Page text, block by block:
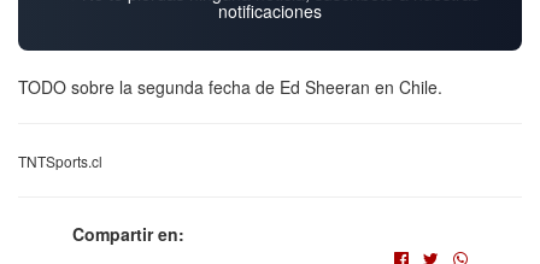
notificaciones
TODO sobre la segunda fecha de Ed Sheeran en Chile.
TNTSports.cl
Compartir en: